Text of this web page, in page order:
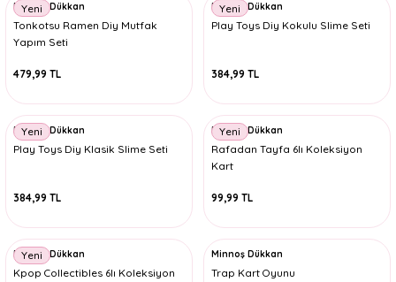
Yeni
Minnoş Dükkan
Tonkotsu Ramen Diy Mutfak
Yapım Seti
479,99 TL
Yeni
Minnoş Dükkan
Play Toys Diy Kokulu Slime Seti
384,99 TL
Yeni
Minnoş Dükkan
Play Toys Diy Klasik Slime Seti
384,99 TL
Yeni
Minnoş Dükkan
Rafadan Tayfa 6lı Koleksiyon
Kart
99,99 TL
Yeni
Minnoş Dükkan
Kpop Collectibles 6lı Koleksiyon
Minnoş Dükkan
Trap Kart Oyunu